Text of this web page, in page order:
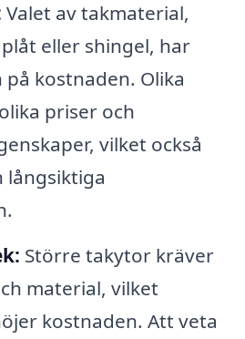
Valet av takmaterial,
eller shingel, har
kostnaden. Olika
priser och
vilket också
långsiktiga
Större takytor kräver
material, vilket
kostnaden. Att veta